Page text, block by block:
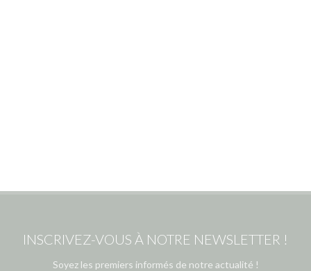
INSCRIVEZ-VOUS À NOTRE NEWSLETTER !
Soyez les premiers informés de notre actualité !